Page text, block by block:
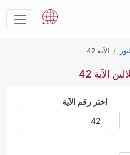
الآية 42
الآية 42
اختر رقم الآية